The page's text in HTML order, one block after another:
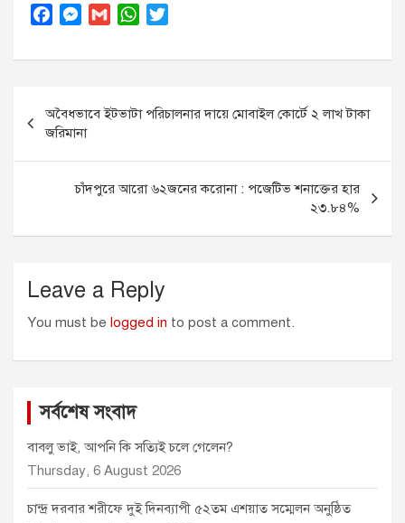
c
o
k
M
s
n
e
r
G
a
l
W
a
A
p
i
e
Post
navigation
অবৈধভাবে ইটভাটা পরিচালনার দায়ে মোবাইল কোর্টে ২ লাখ টাকা
জরিমানা
চাঁদপুরে আরো ৬২জনের করোনা : পজেটিভ শনাক্তের হার
২৩.৮৪%
Leave a Reply
You must be logged in to post a comment.
সর্বশেষ সংবাদ
বাবলু ভাই, আপনি কি সত্যিই চলে গেলেন?
Thursday, 6 August 2026
চান্দ্র দরবার শরীফে দুই দিনব্যাপী ৫২তম এশয়াত সম্মেলন অনুষ্ঠিত